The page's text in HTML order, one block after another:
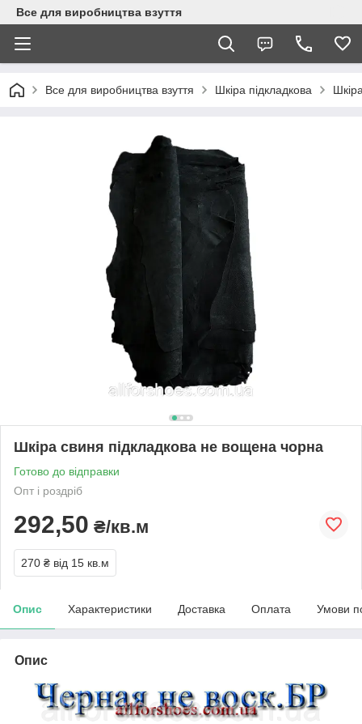
Все для виробництва взуття
Все для виробництва взуття Шкіра підкладкова
Шкіра свиня підкладкова не вощена чорна
Готово до відправки
Опт і роздріб
292,50 ₴/кв.м
270 ₴ від 15 кв.м
Опис Характеристики Доставка Оплата Умови
Опис